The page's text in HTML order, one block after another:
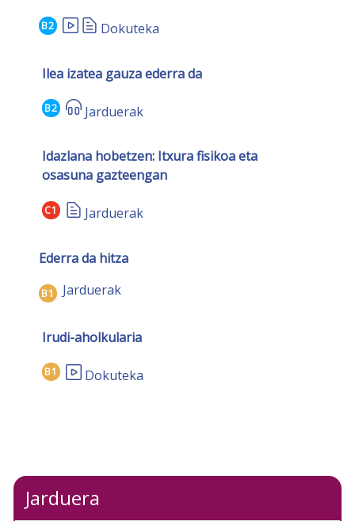
B2 Dokuteka
Ilea izatea gauza ederra da
B2 Jarduerak
Idazlana hobetzen: Itxura fisikoa eta
osasuna gazteengan
C1 Jarduerak
Ederra da hitza
B1 Jarduerak
Irudi-aholkularia
B1 Dokuteka
Jarduera